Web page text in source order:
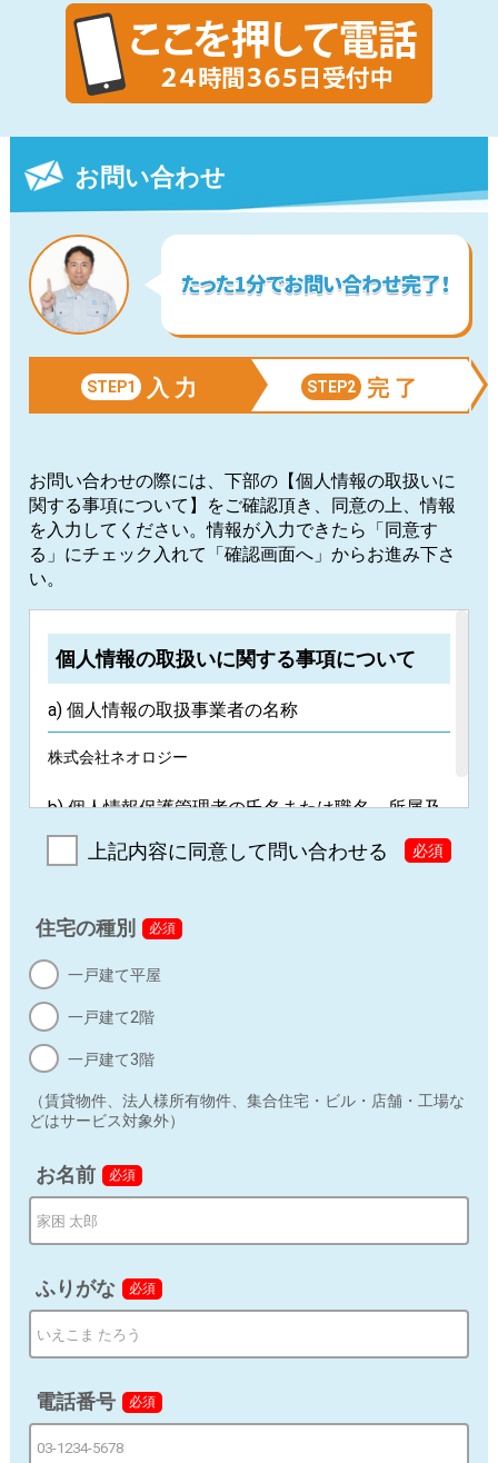
お問い合わせ
STEP1 入 力 STEP2 完 了
お問い合わせの際には、下部の【個人情報の取扱いに
関する事項について】をご確認頂き、同意の上、情報
を入力してください。情報が入力できたら「同意す
る」にチェック入れて「確認画面へ」からお進み下さ
い。
個人情報の取扱いに関する事項について
a) 個人情報の取扱事業者の名称
株式会社ネオロジー
b) 個人情報保護管理者の氏名または職名、所属及
び連絡先
入力された個人情報は、ユーザーに本サービスを快適に
利用していただく範囲内でのみ、個人情報を利用しま
す。利用目的は下記の通りです。
本サイトに関係するサービスに関するメール配信
ＤＭによる新商品・サービスに関する情報のお知らせ
上記の利用目的に付随する目的
れる前にクリックされている広告の情報（クリック日や
d) 個人情報の第三者提供
上記内容に同意して問い合わせる 必須
住宅の種別 必須
一戸建て平屋
一戸建て2階
一戸建て3階
（賃貸物件、法人様所有物件、集合住宅・ビル・店舗・工場な
どはサービス対象外）
お名前 必須
ふりがな 必須
電話番号 必須